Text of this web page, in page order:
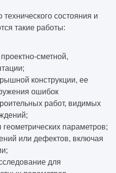
состояния и
такие работы:
сметной,
конструкции, ее
ошибок
работ, видимых
параметров;
или дефектов, включая
для